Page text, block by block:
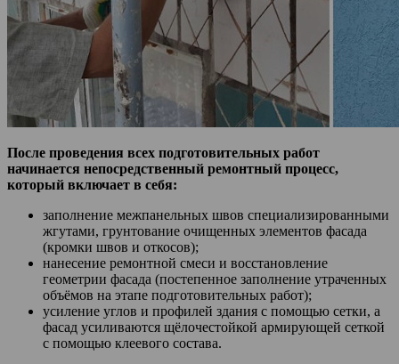
После проведения всех подготовительных работ
начинается непосредственный ремонтный процесс,
который включает в себя:
заполнение межпанельных швов специализированными
жгутами, грунтование очищенных элементов фасада
(кромки швов и откосов);
нанесение ремонтной смеси и восстановление
геометрии фасада (постепенное заполнение утраченных
объёмов на этапе подготовительных работ);
усиление углов и профилей здания с помощью сетки, а
фасад усиливаются щёлочестойкой армирующей сеткой
с помощью клеевого состава.